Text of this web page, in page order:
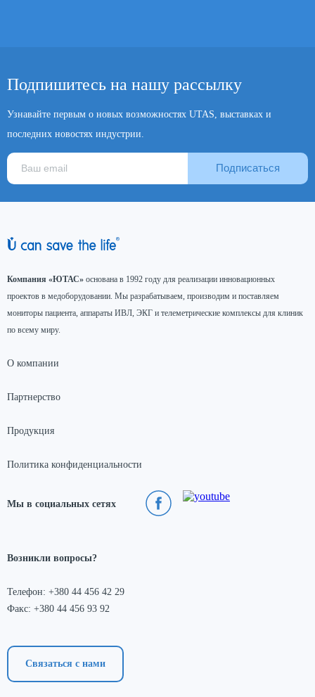
Подпишитесь на нашу рассылку
Узнавайте первым о новых возможностях UTAS, выставках и
последних новостях индустрии.
Подписаться
Компания «ЮТАС» основана в 1992 году для реализации инновационных
проектов в медоборудовании. Мы разрабатываем, производим и поставляем
мониторы пациента, аппараты ИВЛ, ЭКГ и телеметрические комплексы для клиник
по всему миру.
О компании
Партнерство
Продукция
Политика конфиденциальности
Мы в социальных сетях
Возникли вопросы?
Телефон: +380 44 456 42 29
Факс: +380 44 456 93 92
Связаться с нами